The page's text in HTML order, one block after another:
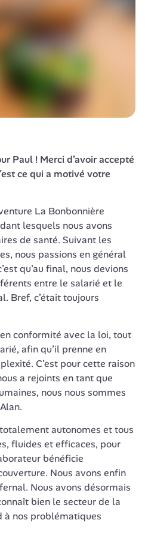
Paul ! Merci d’avoir accepté
ce qui a motivé votre
lesquels nous avons
de santé. Suivant les
nous passions en général
qu’au final, nous devions
entre le salarié et le
Bref, c’était toujours
conformité avec la loi, tout
afin qu’il prenne en
C’est pour cette raison
a rejoints en tant que
nous nous sommes
autonomes et tous
fluides et efficaces, pour
bénéficie
Nous avons enfin
Nous avons désormais
bien le secteur de la
à nos problématiques